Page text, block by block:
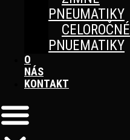
PNEUMATIKY
CELOROČNÉ
PNUEMATIKY
O
NÁS
KONTAKT